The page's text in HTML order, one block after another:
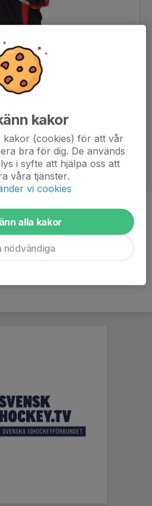
kakor
kakor (cookies) för att vår
bra för dig. De används
i syfte att hjälpa oss att
våra tjänster.
vi cookies
alla kakor
nödvändiga